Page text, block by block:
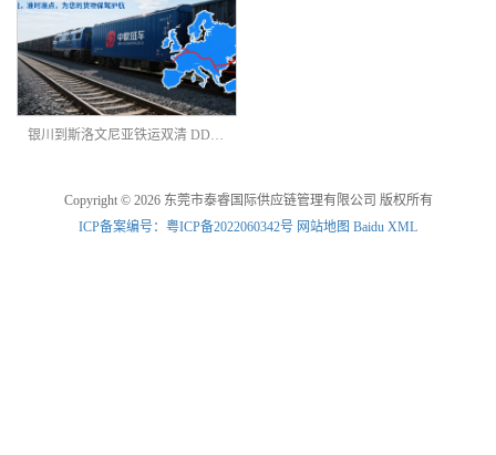
银川到斯洛文尼亚铁运双清 DDP专线
Copyright © 2026 东莞市泰睿国际供应链管理有限公司 版权所有
ICP备案编号：粤ICP备2022060342号 网站地图 Baidu XML